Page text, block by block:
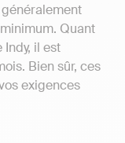
Quant
il est
Bien sûr, ces
exigences